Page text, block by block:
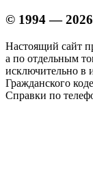
© 1994 —
Настоящий
а по отдельным
исключительно в
Гражданского
Справки по